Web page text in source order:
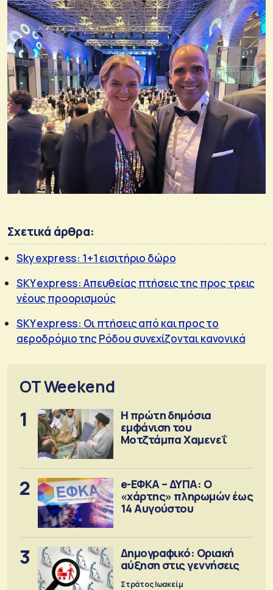
Σχετικά άρθρα:
Sky express: 1+1 εισιτήριο δώρο
SKY express: Απευθείας πτήσεις της προς τρεις
νέους προορισμούς
SKY express: Οι πτήσεις από και προς το
αεροδρόμιο της Ρόδου συνεχίζονται κανονικά
OT Weekend
1
Η πρώτη δημόσια
εμφάνιση του
Μοτζτάμπα Χαμενεΐ
2
e-ΕΦΚΑ – ΔΥΠΑ: Ο
«χάρτης» πληρωμών έως
14 Αυγούστου
3
Δημογραφικό: Οριακή
αύξηση στις γεννήσεις
Στράτος Ιωακείμ